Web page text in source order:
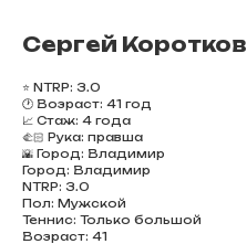
Сергей Коротков
⭐️ NTRP: 3.0
🕐 Возраст: 41 год
📈 Стаж: 4 года
🫲🏻 Рука: правша
🌇 Город: Владимир
Город: Владимир
NTRP: 3.0
Пол: Мужской
Теннис: Только большой
Возраст: 41